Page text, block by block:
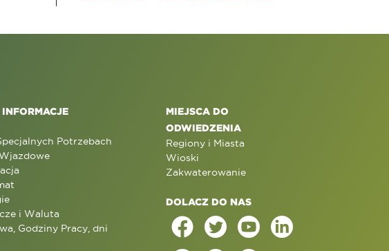
Potrzebach
i Waluta
Godziny Pracy, dni
MIEJSCA DO
ODWIEDZENIA
Regiony i Miasta
Wioski
Zakwaterowanie
DOLACZ DO NAS